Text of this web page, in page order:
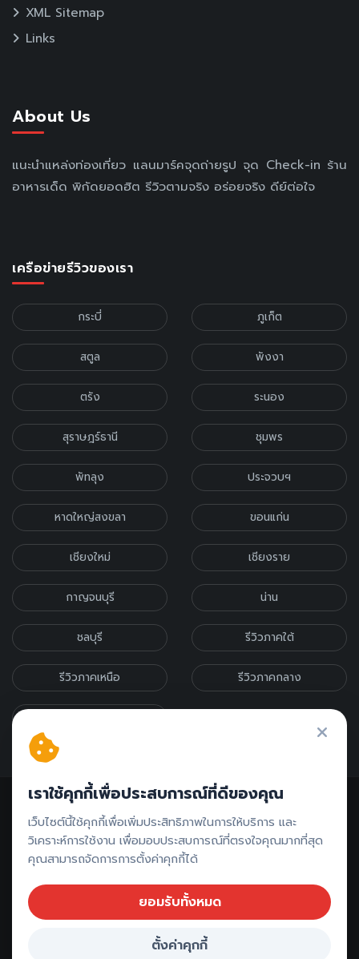
XML Sitemap
Links
About Us
แนะนำแหล่งท่องเที่ยว แลนมาร์คจุดถ่ายรูป จุด Check-in ร้าน
อาหารเด็ด พิกัดยอดฮิต รีวิวตามจริง อร่อยจริง ดีย์ต่อใจ
เครือข่ายรีวิวของเรา
กระบี่ ภูเก็ต
สตูล พังงา
ตรัง ระนอง
สุราษฎร์ธานี ชุมพร
พัทลุง ประจวบฯ
หาดใหญ่สงขลา ขอนแก่น
เชียงใหม่ เชียงราย
กาญจนบุรี น่าน
ชลบุรี รีวิวภาคใต้
รีวิวภาคเหนือ รีวิวภาคกลาง
ติดต่อรีวิว // ลงโฆษณา
2026 All rights reserved |
เราใช้คุกกี้เพื่อประสบการณ์ที่ดีของคุณ
เว็บไซต์นี้ใช้คุกกี้เพื่อเพิ่มประสิทธิภาพในการให้บริการ และ
วิเคราะห์การใช้งาน เพื่อมอบประสบการณ์ที่ตรงใจคุณมากที่สุด
คุณสามารถจัดการการตั้งค่าคุกกี้ได้
ยอมรับทั้งหมด
ตั้งค่าคุกกี้